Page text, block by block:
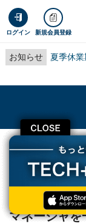
ログイン 新規会員登録
お知らせ 夏季休
TECH+ 企業IT
Windows 10 Build
Windows
マネージャを